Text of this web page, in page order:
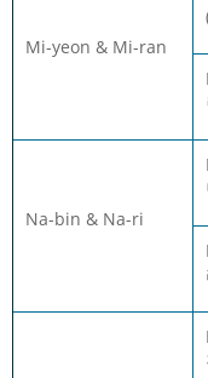
Mi-yeon & Mi-ran
Na-bin & Na-ri